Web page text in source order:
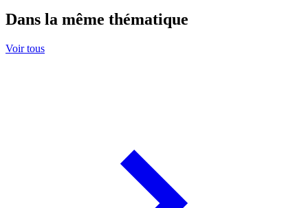
Dans la même thématique
Voir tous